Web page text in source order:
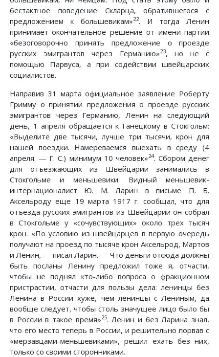
бестактное поведение Скларца, обратившегося с
предложением к большевикам»22. И тогда Ленин
принимает окончательное решение от имени партии
«безоговорочно принять предложение о проезде
русских эмигрантов через Германию»23, но не с
помощью Парвуса, а при содействии швейцарских
социалистов.
Направив 31 марта официальное заявление Роберту
Гримму о принятии предложения о проезде русских
эмигрантов через Германию, Ленин на следующий
день, 1 апреля обращается к Ганецкому в Стокгольм:
«Выделите две тысячи, лучше три тысячи, крон для
нашей поездки. Намереваемся выехать в среду (4
апреля. — Г. С.) минимум 10 человек»24. Сбором денег
для отъезжающих из Швейцарии занимались в
Стокгольме и меньшевики. Видный меньшевик-
интернационалист Ю. М. Ларин в письме П. Б.
Аксельроду еще 19 марта 1917 г. сообщал, что для
отъезда русских эмигрантов из Швейцарии он собрал
в Стокгольме у «сочувствующих» около трех тысяч
крон. «По условию из швейцарцев в первую очередь
получают на проезд по тысяче крон Аксельрод, Мартов
и Ленин, — писал Ларин. — Что деньги отсюда должны
быть посланы Ленину предложил тоже я, отчасти,
чтобы не поднял кто-либо вопроса о фракционном
пристрастии, отчасти для пользы дела: ленинцы без
Ленина в России хуже, чем ленинцы с Лениным, да
вообще следует, чтобы столь значущее лицо было бы
в России в такое время»25. Ленин и без Ларина знал,
что его место теперь в России, и решительно порвав с
«мерзавцами-меньшевиками», решил ехать без них,
только со своими сторонниками.